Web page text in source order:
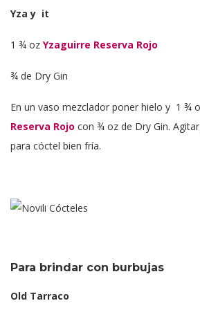
Yza y it
1 ¾ oz Yzaguirre Reserva Rojo
¾ de Dry Gin
En un vaso mezclador poner hielo y 1 ¾
Reserva Rojo con ¾ oz de Dry Gin.
para cóctel bien fría.
Para brindar con burbujas
Old Tarraco